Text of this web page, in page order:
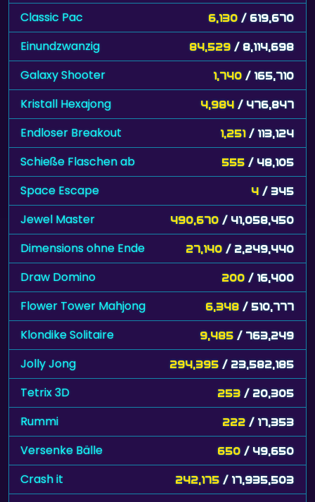
Classic Pac 6,130 / 619,670
Einundzwanzig 84,529 / 8,114,698
Galaxy Shooter 1,740 / 165,710
Kristall Hexajong 4,984 / 476,847
Endloser Breakout 1,251 / 113,124
Schieße Flaschen ab 555 / 48,105
Space Escape 4 / 345
Jewel Master 490,670 / 41,058,450
Dimensions ohne Ende 27,140 / 2,249,440
Draw Domino 200 / 16,400
Flower Tower Mahjong 6,348 / 510,777
Klondike Solitaire 9,485 / 763,249
Jolly Jong 294,395 / 23,582,185
Tetrix 3D 253 / 20,305
Rummi 222 / 17,353
Versenke Bälle 650 / 49,650
Crash it 242,175 / 17,935,503